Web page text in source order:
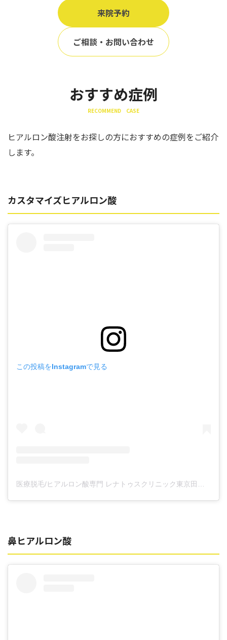
来院予約
ご相談・お問い合わせ
おすすめ症例
RECOMMEND CASE
ヒアルロン酸注射をお探しの方におすすめの症例をご紹介
します。
カスタマイズヒアルロン酸
この投稿をInstagramで見る
鼻ヒアルロン酸